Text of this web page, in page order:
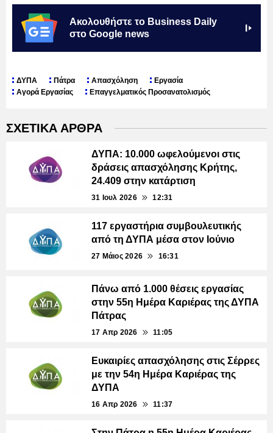
Ακολουθήστε το Business Daily
στο Google news
ΔΥΠΑ Πάτρα Απασχόληση
Εργασία
Αγορά Εργασίας
Επαγγελματικός Προσανατολισμός
ΣΧΕΤΙΚΑ ΑΡΘΡΑ
ΔΥΠΑ: 10.000 ωφελούμενοι στις
δράσεις απασχόλησης Κρήτης,
24.409 στην κατάρτιση
31 Ιουλ 2026 12:31
117 εργαστήρια συμβουλευτικής
από τη ΔΥΠΑ μέσα στον Ιούνιο
27 Μάιος 2026 16:31
Πάνω από 1.000 θέσεις εργασίας
στην 55η Ημέρα Καριέρας της ΔΥΠΑ
Πάτρας
17 Απρ 2026 11:05
Ευκαιρίες απασχόλησης στις Σέρρες
με την 54η Ημέρα Καριέρας της
ΔΥΠΑ
16 Απρ 2026 11:37